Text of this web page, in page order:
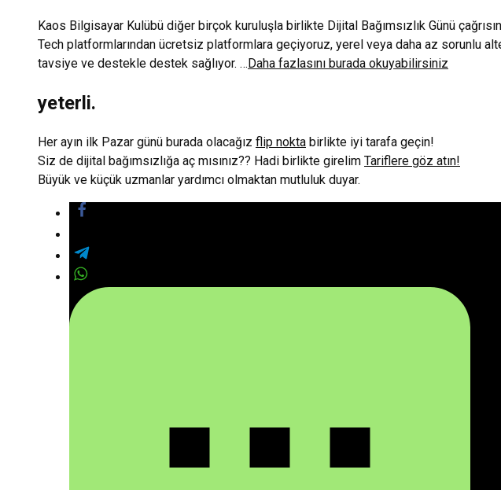
Kaos Bilgisayar Kulübü diğer birçok kuruluşla birlikte Dijital Bağımsızlık Günü
Tech platformlarından ücretsiz platformlara geçiyoruz, yerel veya daha az sorunlu
tavsiye ve destekle destek sağlıyor. …Daha fazlasını burada okuyabilirsiniz
yeterli.
Her ayın ilk Pazar günü burada olacağız flip nokta birlikte iyi tarafa geçin!
Siz de dijital bağımsızlığa aç mısınız?? Hadi birlikte girelim Tariflere göz atın!
Büyük ve küçük uzmanlar yardımcı olmaktan mutluluk duyar.